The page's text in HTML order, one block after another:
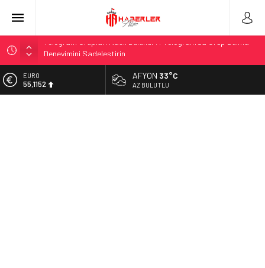
2026 Ahşap Bahçe Dekorasyonu Trendleri: Doğal ve Modern
Organik Büyüme Stratejisi: Uzun Vadede Sosyal Medya
ALTIN
6.529,72
AFYON 33°C
AZ BULUTLU